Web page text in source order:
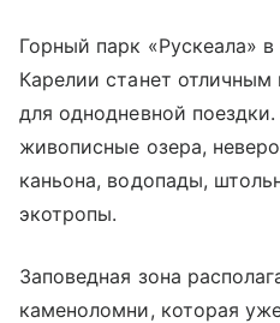
Горный парк «Рускеала» в
Карелии станет
для однодневной
живописные озера,
каньона, водопады,
экотропы.
Заповедная зона
каменоломни, которая